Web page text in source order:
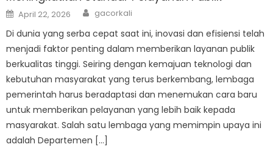
Posted
on
April 22, 2026 Author
gacorkali
Di dunia yang serba cepat saat ini, inovasi dan efisiensi telah
menjadi faktor penting dalam memberikan layanan publik
berkualitas tinggi. Seiring dengan kemajuan teknologi dan
kebutuhan masyarakat yang terus berkembang, lembaga
pemerintah harus beradaptasi dan menemukan cara baru
untuk memberikan pelayanan yang lebih baik kepada
masyarakat. Salah satu lembaga yang memimpin upaya ini
adalah Departemen […]